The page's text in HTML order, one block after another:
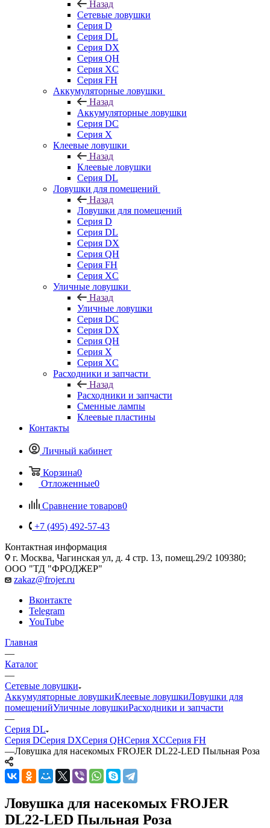
Назад
Сетевые ловушки
Серия D
Серия DL
Серия DX
Серия QH
Серия XC
Серия FH
Аккумуляторные ловушки
Назад
Аккумуляторные ловушки
Серия DC
Серия X
Клеевые ловушки
Назад
Клеевые ловушки
Серия DL
Ловушки для помещений
Назад
Ловушки для помещений
Серия D
Серия DL
Серия DX
Серия QH
Серия FH
Серия XC
Уличные ловушки
Назад
Уличные ловушки
Серия DC
Серия DX
Серия QH
Серия X
Серия XC
Расходники и запчасти
Назад
Расходники и запчасти
Сменные лампы
Клеевые пластины
Контакты
Личный кабинет
Корзина0
Отложенные0
Сравнение товаров0
+7 (495) 492-57-43
Контактная информация
г. Москва, Чагинская ул, д. 4 стр. 13, помещ.29/2 109380;
ООО "ТД "ФРОДЖЕР"
zakaz@frojer.ru
Вконтакте
Telegram
YouTube
Главная
—
Каталог
—
Сетевые ловушки
Аккумуляторные ловушкиКлеевые ловушкиЛовушки для
помещенийУличные ловушкиРасходники и запчасти
—
Серия DL
Серия DСерия DXСерия QHСерия XCСерия FH
—Ловушка для насекомых FROJER DL22-LED Пыльная Роза
Ловушка для насекомых FROJER
DL22-LED Пыльная Роза